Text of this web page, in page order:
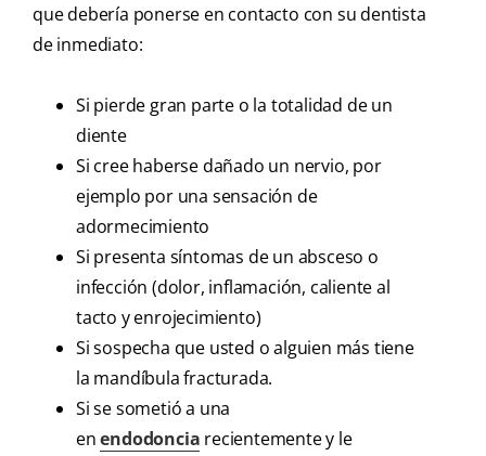
que debería ponerse en contacto con su dentista
de inmediato:
Si pierde gran parte o la totalidad de un
diente
Si cree haberse dañado un nervio, por
ejemplo por una sensación de
adormecimiento
Si presenta síntomas de un absceso o
infección (dolor, inflamación, caliente al
tacto y enrojecimiento)
Si sospecha que usted o alguien más tiene
la mandíbula fracturada.
Si se sometió a una
enendodoncia recientemente y le